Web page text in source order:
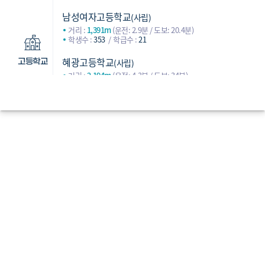
고등학교
남성여자고등학교(사립)
거리 : 1,391m(운전: 2.9분 / 도보: 20.4분)
학생수 :353 학급수 :21
혜광고등학교(사립)
거리 :2,194m (운전: 4.3분 / 도보: 34분)
광명고등학교(사립)